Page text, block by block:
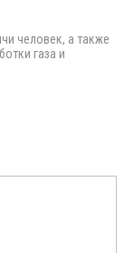
человек, а также
газа и